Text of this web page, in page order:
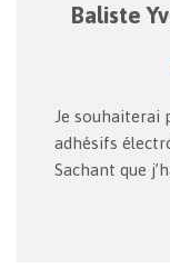
Baliste
Je souhaiterai
adhésifs
Sachant que